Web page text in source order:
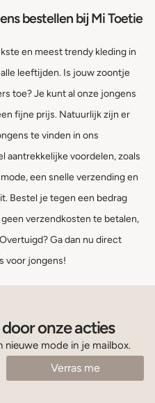
bestellen bij Mi Toetie
en meest trendy kleding in
leeftijden. Is jouw zoontje
toe? Je kunt al onze jongens
fijne prijs. Natuurlijk zijn er
te vinden in ons
aantrekkelijke voordelen, zoals
een snelle verzending en
Bestel je tegen een bedrag
verzendkosten te betalen,
Ga dan nu direct
voor jongens!
onze acties
mode in je mailbox.